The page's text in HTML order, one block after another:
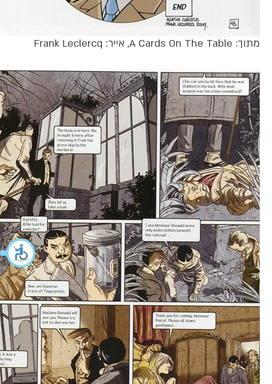
מתוך: A Cards On The Table, אייר: Frank Leclercq